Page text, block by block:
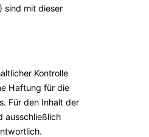
sind mit dieser
Kontrolle
Haftung für die
Für den Inhalt der
ausschließlich